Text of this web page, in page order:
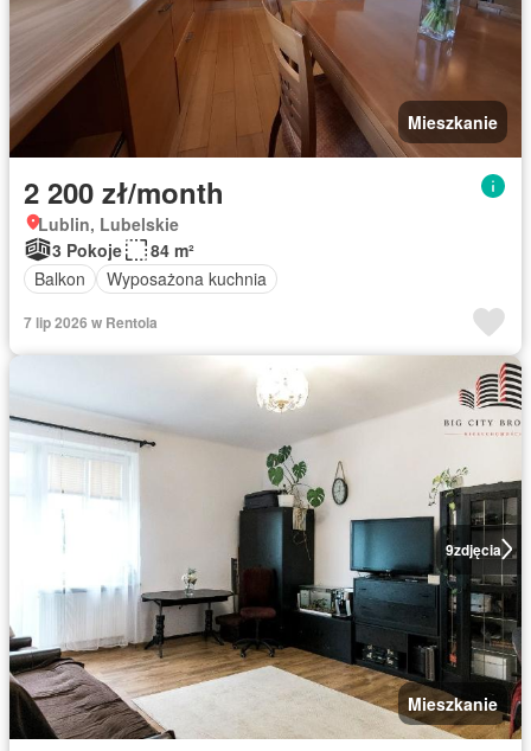
Mieszkanie
2 200 zł/month
Lublin, Lubelskie
3 Pokoje
84 m²
Balkon
Wyposażona kuchnia
7 lip 2026 w Rentola
9zdjęcia
Mieszkanie